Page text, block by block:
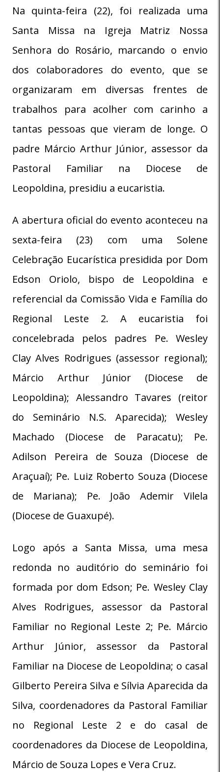
Na quinta-feira (22), foi realizada uma
Santa Missa na Igreja Matriz Nossa
Senhora do Rosário, marcando o envio
dos colaboradores do evento, que se
organizaram em diversas frentes de
trabalhos para acolher com carinho a
tantas pessoas que vieram de longe. O
padre Márcio Arthur Júnior, assessor da
Pastoral Familiar na Diocese de
Leopoldina, presidiu a eucaristia.
A abertura oficial do evento aconteceu na
sexta-feira (23) com uma Solene
Celebração Eucarística presidida por Dom
Edson Oriolo, bispo de Leopoldina e
referencial da Comissão Vida e Família do
Regional Leste 2. A eucaristia foi
concelebrada pelos padres Pe. Wesley
Clay Alves Rodrigues (assessor regional);
Márcio Arthur Júnior (Diocese de
Leopoldina); Alessandro Tavares (reitor
do Seminário N.S. Aparecida); Wesley
Machado (Diocese de Paracatu); Pe.
Adilson Pereira de Souza (Diocese de
Araçuaí); Pe. Luiz Roberto Souza (Diocese
de Mariana); Pe. João Ademir Vilela
(Diocese de Guaxupé).
Logo após a Santa Missa, uma mesa
redonda no auditório do seminário foi
formada por dom Edson; Pe. Wesley Clay
Alves Rodrigues, assessor da Pastoral
Familiar no Regional Leste 2; Pe. Márcio
Arthur Júnior, assessor da Pastoral
Familiar na Diocese de Leopoldina; o casal
Gilberto Pereira Silva e Sílvia Aparecida da
Silva, coordenadores da Pastoral Familiar
no Regional Leste 2 e do casal de
coordenadores da Diocese de Leopoldina,
Márcio de Souza Lopes e Vera Cruz.